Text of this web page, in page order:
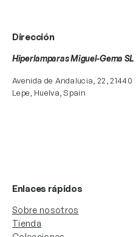
Dirección
Hiperlamparas Miguel-Gema SL
Avenida de Andalucia, 22, 21440
Lepe, Huelva, Spain
Enlaces rápidos
Sobre nosotros
Tienda